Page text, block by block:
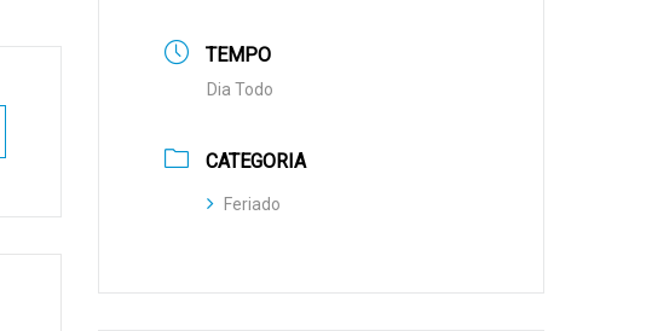
TEMPO
Dia Todo
CATEGORIA
Feriado